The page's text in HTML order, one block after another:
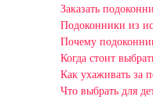
Заказать
Подоконники из
Почему
Когда стоит
Как ухаживать за
Что выбрать для